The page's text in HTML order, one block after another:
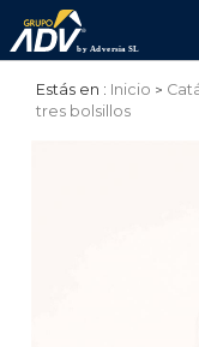
Estás en : Inicio
tres bolsillos